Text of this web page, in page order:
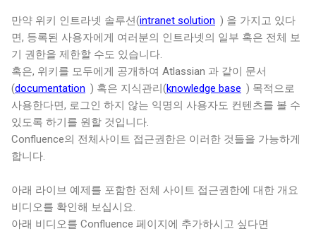
만약 위키 인트라넷 솔루션(intranet solution ) 을 가지고 있다
면, 등록된 사용자에게 여러분의 인트라넷의 일부 혹은 전체 보
기 권한을 제한할 수도 있습니다.
혹은, 위키를 모두에게 공개하여 Atlassian 과 같이 문서
(documentation ) 혹은 지식관리(knowledge base ) 목적으로
사용한다면, 로그인 하지 않는 익명의 사용자도 컨텐츠를 볼 수
있도록 하기를 원할 것입니다.
Confluence의 전체사이트 접근권한은 이러한 것들을 가능하게
합니다.
아래 라이브 예제를 포함한 전체 사이트 접근권한에 대한 개요
비디오를 확인해 보십시요.
아래 비디오를 Confluence 페이지에 추가하시고 싶다면